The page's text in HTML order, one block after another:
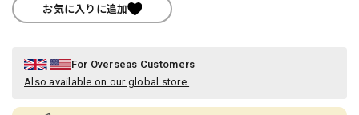
お気に入りに追加
For Overseas Customers
Also available on our global store.